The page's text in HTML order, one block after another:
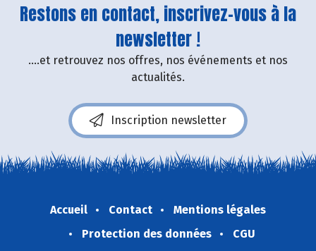
Restons en contact, inscrivez-vous à la
newsletter !
....et retrouvez nos offres, nos événements et nos
actualités.
Inscription newsletter
Accueil Contact
Mentions légales
Protection des données
CGU